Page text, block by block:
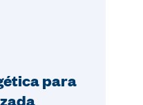
para